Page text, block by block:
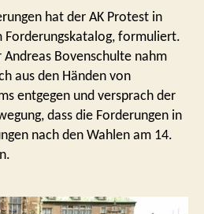
hat der AK Protest in
Forderungskatalog, formuliert.
Bovenschulte nahm
aus den Händen von
entgegen und versprach der
dass die Forderungen in
nach den Wahlen am 14.